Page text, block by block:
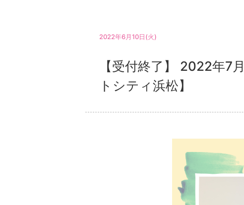
2022年6月10日(火)
【受付終了】 2022年7
トシティ浜松】